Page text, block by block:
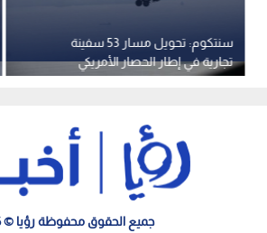
سنتكوم: تحويل مسار 53 سفينة
تجارية في إطار الحصار الأمريكي
المفروض على إيران
جميع الحقوق محفوظة رؤيا © 2026